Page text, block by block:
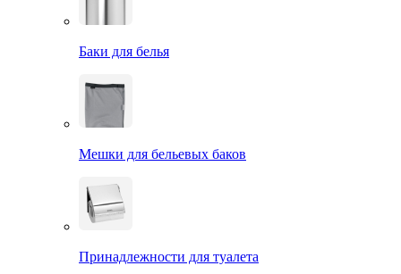
Баки для белья
Мешки для бельевых баков
Принадлежности для туалета